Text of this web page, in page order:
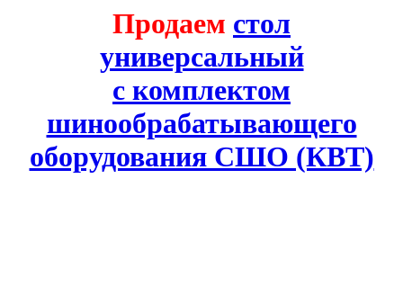
Продаем стол
универсальный
с комплектом
шинообрабатывающего
оборудования СШО (КВТ)